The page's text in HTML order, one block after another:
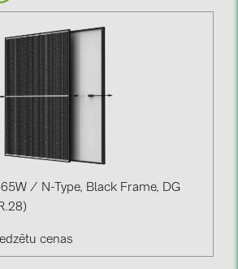
(81)
(71)
/ N-Type, Black Frame, DG
cenas